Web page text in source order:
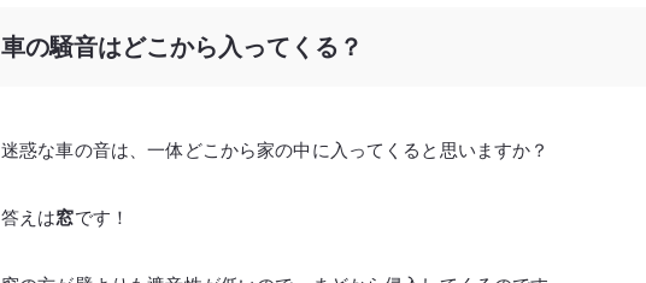
車の騒音はどこから入ってくる？
迷惑な車の音は、一体どこから家の中に入ってくると思いますか？
答えは窓です！